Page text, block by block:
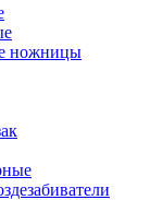
ножницы